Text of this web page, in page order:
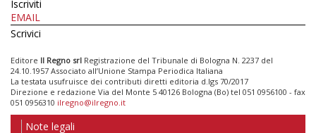
Iscriviti
EMAIL
Scrivici
Editore Il Regno srl Registrazione del Tribunale di Bologna N. 2237 del
24.10.1957 Associato all’Unione Stampa Periodica Italiana
La testata usufruisce dei contributi diretti editoria d.lgs 70/2017
Direzione e redazione Via del Monte 5 40126 Bologna (Bo) tel 051 0956100 - fax
051 0956310 ilregno@ilregno.it
Note legali